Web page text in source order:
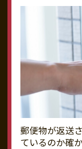
郵便物が返送
ているのか確